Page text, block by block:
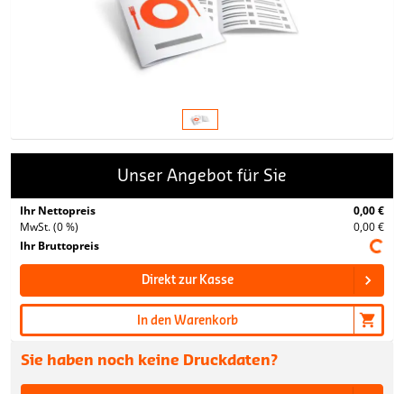
Unser Angebot für Sie
Ihr Nettopreis
0,00 €
MwSt. (0 %)
0,00 €
Ihr Bruttopreis
Direkt zur Kasse
In den Warenkorb
Sie haben noch keine Druckdaten?